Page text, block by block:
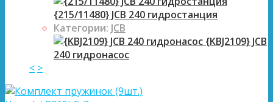
{215/11480} JCB 240 гидростанция
Категории: JCB
{KBJ2109} JCB
240 гидронасос
< >